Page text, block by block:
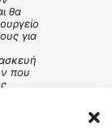
θα
για
που